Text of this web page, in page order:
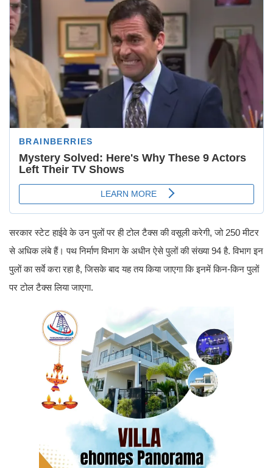
सरकार स्टेट हाईवे के उन पुलों पर ही टोल टैक्स की वसूली करेगी, जो 250 मीटर
से अधिक लंबे हैं। पथ निर्माण विभाग के अधीन ऐसे पुलों की संख्या 94 है. विभाग इन
पुलों का सर्वे करा रहा है, जिसके बाद यह तय किया जाएगा कि इनमें किन-किन पुलों
पर टोल टैक्स लिया जाएगा.